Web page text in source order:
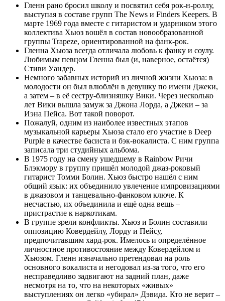
Гленн рано бросил школу и посвятил себя рок-н-роллу,
выступая в составе групп The News и Finders Keepers. В
марте 1969 года вместе с гитаристом и ударником этого
коллектива Хьюз вошёл в состав новообразованной
группы Trapeze, ориентированной на фанк-рок.
Гленна Хьюза всегда отличала любовь к фанку и соулу.
Любимым певцом Гленна был (и, наверное, остаётся)
Стиви Уандер.
Немного забавных историй из личной жизни Хьюза: в
молодости он был влюблён в девушку по имени Джеки,
а затем – в её сестру-близняшку Вики. Через несколько
лет Вики вышла замуж за Джона Лорда, а Джеки – за
Иэна Пейса. Вот такой поворот.
Пожалуй, одним из наиболее известных этапов
музыкальной карьеры Хьюза стало его участие в Deep
Purple в качестве басиста и бэк-вокалиста. С ним группа
записала три студийных альбома.
В 1975 году на смену ушедшему в Rainbow Ричи
Блэкмору в группу пришёл молодой джаз-роковый
гитарист Томми Болин. Хьюз быстро нашёл с ним
общий язык: их объединило увлечение импровизациями
в джазовом и танцевально-фанковом ключе. К
несчастью, их объединила и ещё одна вещь –
пристрастие к наркотикам.
В группе зрели конфликты. Хьюз и Болин составили
оппозицию Ковердейлу, Лорду и Пейсу,
предпочитавшим хард-рок. Имелось и определённое
личностное противостояние между Ковердейлом и
Хьюзом. Гленн изначально претендовал на роль
основного вокалиста и негодовал из-за того, что его
несправедливо задвигают на задний план, даже
несмотря на то, что на некоторых «живых»
выступлениях он легко «убирал» Дэвида. Кто не верит –